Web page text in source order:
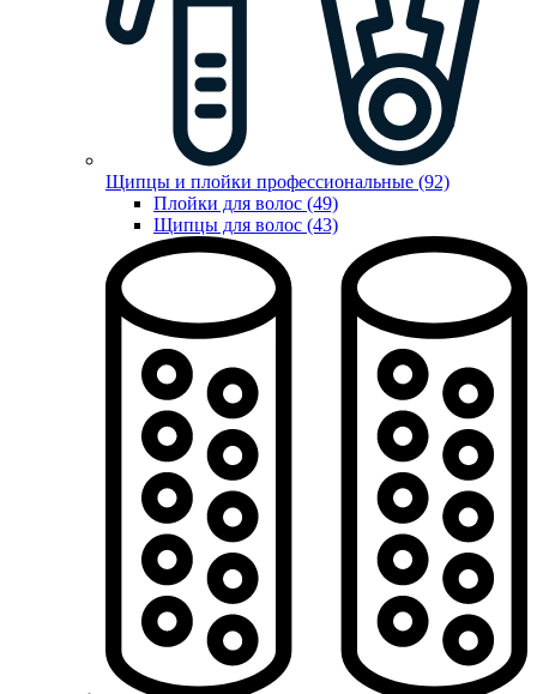
Щипцы и плойки профессиональные (92)
Плойки для волос (49)
Щипцы для волос (43)